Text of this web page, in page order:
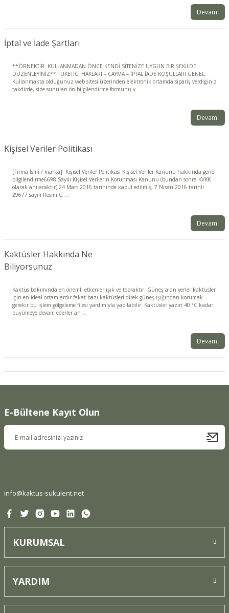
Devamı
İptal ve İade Şartları
**ÖRNEKTİR. KULLANMADAN ÖNCE KENDİ SİTENİZE UYGUN BİR ŞEKİLDE
DÜZENLEYİNİZ** TÜKETİCİ HAKLARI – CAYMA – İPTAL İADE KOŞULLARI GENEL:
Kullanmakta olduğunuz web sitesi üzerinden elektronik ortamda sipariş verdiğiniz
takdirde, size sunulan ön bilgilendirme formunu v ...
Devamı
Kişisel Veriler Politikası
[Firma İsmi / marka] Kişisel Veriler Politikası Kişisel Veriler Kanunu hakkında genel
bilgilendirme6698 Sayılı Kişisel Verilerin Korunması Kanunu (bundan sonra KVKK
olarak anılacaktır) 24 Mart 2016 tarihinde kabul edilmiş, 7 Nisan 2016 tarihli
29677 sayılı Resmi G ...
Devamı
Kaktüsler Hakkında Ne
Biliyorsunuz
Kaktüs bakımında en önemli etkenler ışık ve topraktır. Güneş alan yerler kaktüsler
için en ideal ortamlardır fakat bazı kaktüsleri direk güneş ışığından korumak
gerekir bu işlem gölgeleme filesi yardımıyla yapılabilir. Kaktüsler yazın 40 °C kadar
büyümeye devam ederler an ...
Devamı
E-Bültene Kayıt Olun
info@kaktus-sukulent.net
KURUMSAL
YARDIM